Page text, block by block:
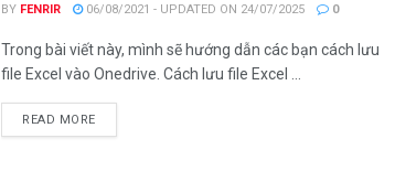
BY FENRIR 06/08/2021 - UPDATED ON 24/07/2025 0
Trong bài viết này, mình sẽ hướng dẫn các bạn cách lưu
file Excel vào Onedrive. Cách lưu file Excel ...
READ MOREDETAILS